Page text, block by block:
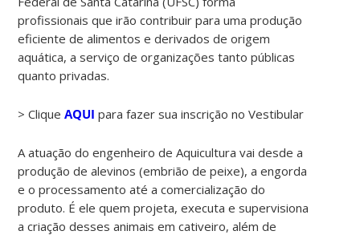
profissionais que irão contribuir para uma produção
eficiente de alimentos e derivados de origem
aquática, a serviço de organizações tanto públicas
quanto privadas.
> CliqueAQUI para fazer sua inscrição no Vestibular
A atuação do engenheiro de Aquicultura vai desde a
produção de alevinos (embrião de peixe), a engorda
e o processamento até a comercialização do
produto. É ele quem projeta, executa e supervisiona
a criação desses animais em cativeiro, além de